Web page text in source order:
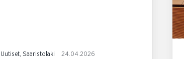
Uutiset, Saaristolaki 24.04.2026